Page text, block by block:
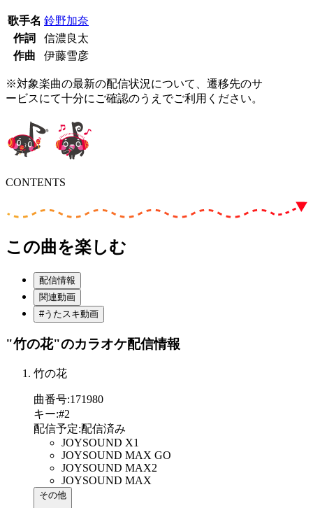
歌手名 鈴野加奈
作詞
信濃良太
作曲
伊藤雪彦
※対象楽曲の最新の配信状況について、遷移先のサ
ービスにて十分にご確認のうえでご利用ください。
CONTENTS
この曲を楽しむ
配信情報
関連動画
#うたスキ動画
"竹の花"のカラオケ配信情報
竹の花
曲番号:171980
キー:#2
配信予定:配信済み
JOYSOUND X1
JOYSOUND MAX GO
JOYSOUND MAX2
JOYSOUND MAX
その他